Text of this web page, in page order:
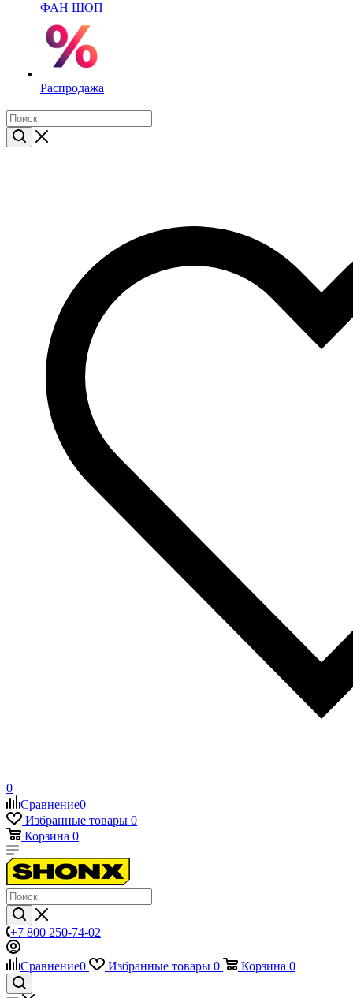
ФАН ШОП
Распродажа
0
Сравнение0
Избранные товары 0
Корзина 0
+7 800 250-74-02
Сравнение0 Избранные товары 0 Корзина 0